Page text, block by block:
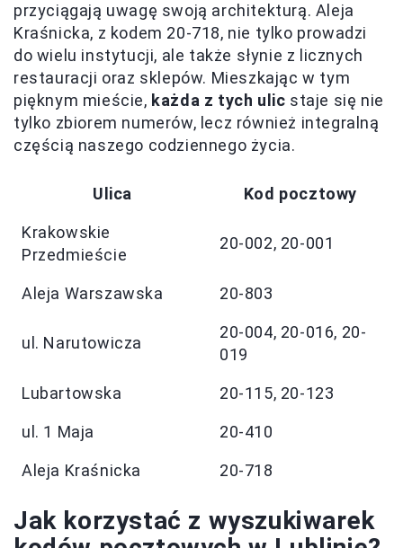
przyciągają uwagę swoją architekturą. Aleja
Kraśnicka, z kodem 20-718, nie tylko prowadzi
do wielu instytucji, ale także słynie z licznych
restauracji oraz sklepów. Mieszkając w tym
pięknym mieście, każda z tych ulic staje się nie
tylko zbiorem numerów, lecz również integralną
częścią naszego codziennego życia.
Ulica Kod pocztowy
Krakowskie
Przedmieście
20-002, 20-001
Aleja Warszawska 20-803
ul. Narutowicza
20-004, 20-016, 20-
019
Lubartowska 20-115, 20-123
ul. 1 Maja 20-410
Aleja Kraśnicka 20-718
Jak korzystać z wyszukiwarek